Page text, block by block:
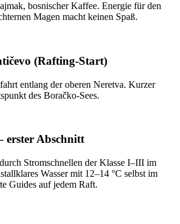
bosnischer Kaffee. Energie für den
Magen macht keinen Spaß.
(Rafting-Start)
entlang der oberen Neretva. Kurzer
des Boračko-Sees.
erster Abschnitt
Stromschnellen der Klasse I–III im
Wasser mit 12–14 °C selbst im
Guides auf jedem Raft.